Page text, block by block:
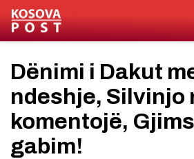
Dënimi i Dakut
ndeshje, Silvinjo
komentojë,
gabim!